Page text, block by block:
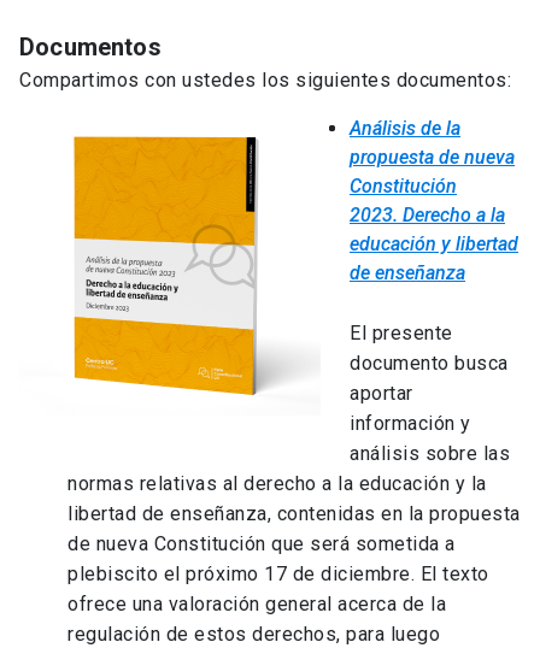
Documentos
Compartimos con ustedes los siguientes documentos:
Análisis de la
propuesta de nueva
Constitución
2023. Derecho a la
educación y libertad
de enseñanza
El presente
documento busca
aportar
información y
análisis sobre las
normas relativas al derecho a la educación y la
libertad de enseñanza, contenidas en la propuesta
de nueva Constitución que será sometida a
plebiscito el próximo 17 de diciembre. El texto
ofrece una valoración general acerca de la
regulación de estos derechos, para luego